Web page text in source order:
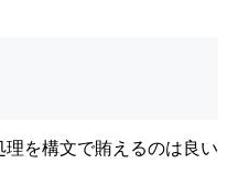
理を構文で賄えるのは良い